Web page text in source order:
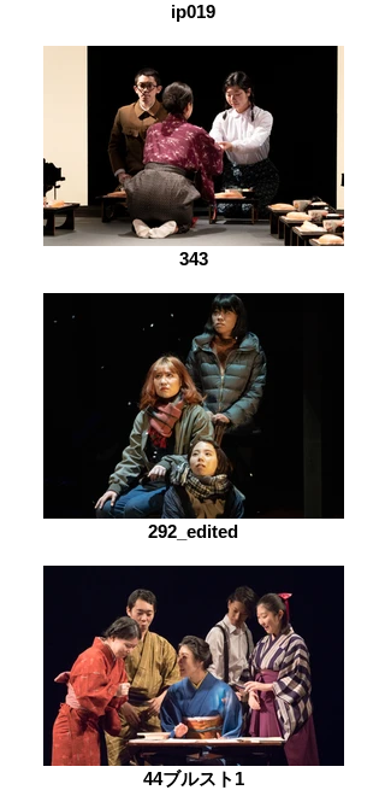
ip019
343
292_edited
44ブルスト1